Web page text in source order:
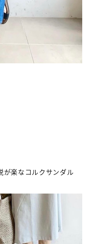
が楽なコルクサンダル